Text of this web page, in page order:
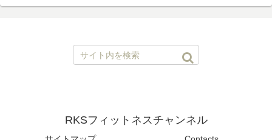
RKSフィットネスチャンネル